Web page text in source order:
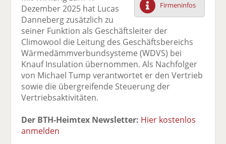
F
ac
e
b
o
o
k
te
n
tt
er
n
Li
n
e
di
n
te
E
m
l
er
se
n
ck
e
Firmeninfos
Dezember 2025 hat Lucas
Danneberg zusätzlich zu
seiner Funktion als Geschäftsleiter der
Climowool die Leitung des Geschäftsbereichs
Wärmedämmverbundsysteme (WDVS) bei
Knauf Insulation übernommen. Als Nachfolger
von Michael Tump verantwortet er den Vertrieb
sowie die übergreifende Steuerung der
Vertriebsaktivitäten.
Der BTH-Heimtex Newsletter: Hier kostenlos
anmelden